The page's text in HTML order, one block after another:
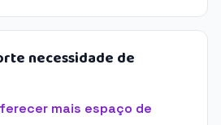
necessidade de
mais espaço de